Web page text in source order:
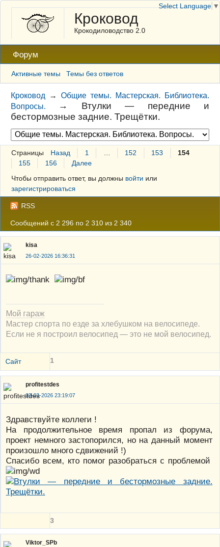
Кроковод
Крокодиловодство 2.0
Форум
Активные темы Темы без ответов
Кроковод →Общие темы. Мастерская. Библиотека.
Вопросы.
→ Втулки — передние и
бестормозные задние. Трещётки.
Страницы Назад 1 152 153
154
155
156
Далее
Чтобы отправить ответ, вы должны войти или
зарегистрироваться
RSS
Сообщений с 2 296 по 2 310 из 2 340
kisa
26-02-2026 16:36:31
Мой гараж
Мастер спорта по езде за хлебушком на велосипеде.
Если не я построил велосипед — это не мой велосипед.
Сайт 1
profitestdes
03-03-2026 23:19:07
Здравствуйте коллеги !
На продолжительное время пропал из форума,
проект немного застопорился, но на данный момент
произошло много сдвижений !)
Спасибо всем, кто помог разобраться с проблемой
3
Viktor_SPb
Select Language ▼